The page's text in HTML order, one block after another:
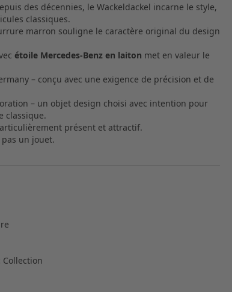
des décennies, le Wackeldackel incarne le style,
classiques.
marron souligne le caractère original du design
étoile Mercedes‑Benz en laiton met en valeur le
– conçu avec une exigence de précision et de
– un objet design choisi avec intention pour
classique.
présent et attractif.
un jouet.
Collection